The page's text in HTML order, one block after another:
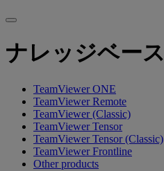
ナレッジベース
TeamViewer ONE
TeamViewer Remote
TeamViewer (Classic)
TeamViewer Tensor
TeamViewer Tensor (Classic)
TeamViewer Frontline
Other products